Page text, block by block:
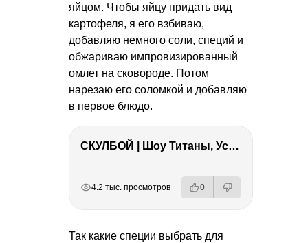
яйцом. Чтобы яйцу придать вид
картофеля, я его взбиваю,
добавляю немного соли, специй и
обжариваю импровизированный
омлет на сковороде. Потом
нарезаю его соломкой и добавляю
в первое блюдо.
СКУЛБОЙ | Шоу Титаны, Усейн Болт, Ларрат, Зашквар!
4.2 тыс. просмотров 0
Так какие специи выбрать для